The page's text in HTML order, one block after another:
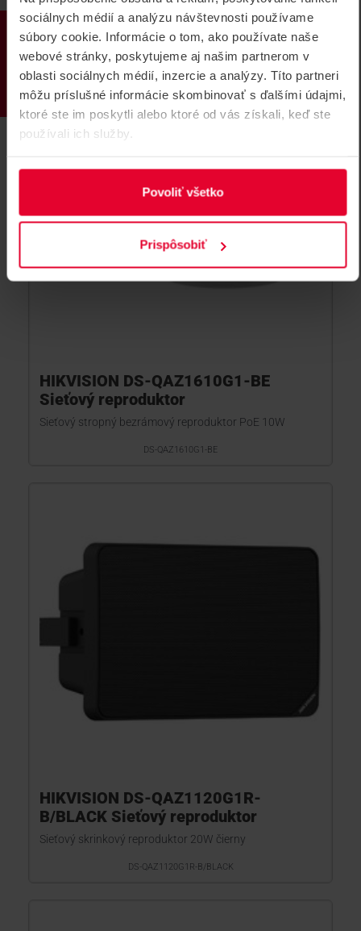
sociálnych médií a analýzu návštevnosti používame
súbory cookie. Informácie o tom, ako používate naše
webové stránky, poskytujeme aj našim partnerom v
oblasti sociálnych médií, inzercie a analýzy. Títo partneri
môžu príslušné informácie skombinovať s ďalšími údajmi,
ktoré ste im poskytli alebo ktoré od vás získali, keď ste
používali ich služby.
Povoliť všetko
Prispôsobiť
PRODUKTY
Sieťový stropný bezrámový reproduktor PoE 10W čierny
DS-QAZ1610G1-BE/BLACK
HIKVISION DS-QAZ1610G1-BE
Sieťový reproduktor
Sieťový stropný bezrámový reproduktor PoE 10W
DS-QAZ1610G1-BE
HIKVISION DS-QAZ1120G1R-
B/BLACK Sieťový reproduktor
Sieťový skrinkový reproduktor 20W čierny
DS-QAZ1120G1R-B/BLACK